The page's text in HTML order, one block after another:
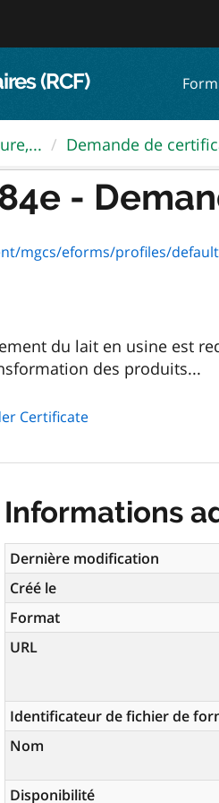
(RCF)
Demande de
-
mgcs/eforms/profiles/
du lait en usine est
des produits...
Certificate
Informations
Dernière modification
Créé le
Format
URL
Identificateur de fichier de
Nom
Disponibilité